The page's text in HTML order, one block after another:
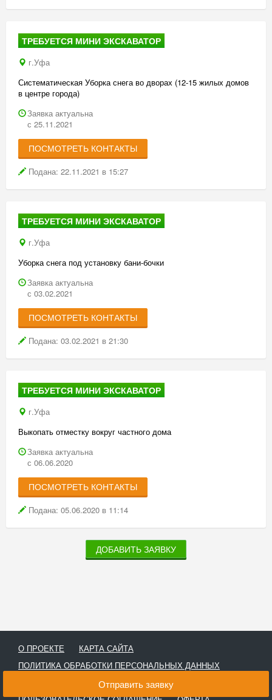
ТРЕБУЕТСЯ МИНИ ЭКСКАВАТОР
г.Уфа
Систематическая Уборка снега во дворах (12-15 жилых домов
в центре города)
Заявка актуальна
с 25.11.2021
ПОСМОТРЕТЬ КОНТАКТЫ
Подана: 22.11.2021 в 15:27
ТРЕБУЕТСЯ МИНИ ЭКСКАВАТОР
г.Уфа
Уборка снега под установку бани-бочки
Заявка актуальна
с 03.02.2021
ПОСМОТРЕТЬ КОНТАКТЫ
Подана: 03.02.2021 в 21:30
ТРЕБУЕТСЯ МИНИ ЭКСКАВАТОР
г.Уфа
Выкопать отместку вокруг частного дома
Заявка актуальна
с 06.06.2020
ПОСМОТРЕТЬ КОНТАКТЫ
Подана: 05.06.2020 в 11:14
ДОБАВИТЬ ЗАЯВКУ
Отправить заявку
О ПРОЕКТЕ
КАРТА САЙТА
ПОЛИТИКА ОБРАБОТКИ ПЕРСОНАЛЬНЫХ ДАННЫХ
ПОЛИТИКА ИСПОЛЬЗОВАНИЯ ФАЙЛОВ COOKIES